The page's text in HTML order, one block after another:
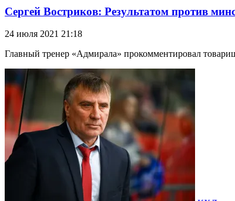
Сергей Востриков: Результатом против
24 июля 2021 21:18
Главный тренер «Адмирала» прокомментировал